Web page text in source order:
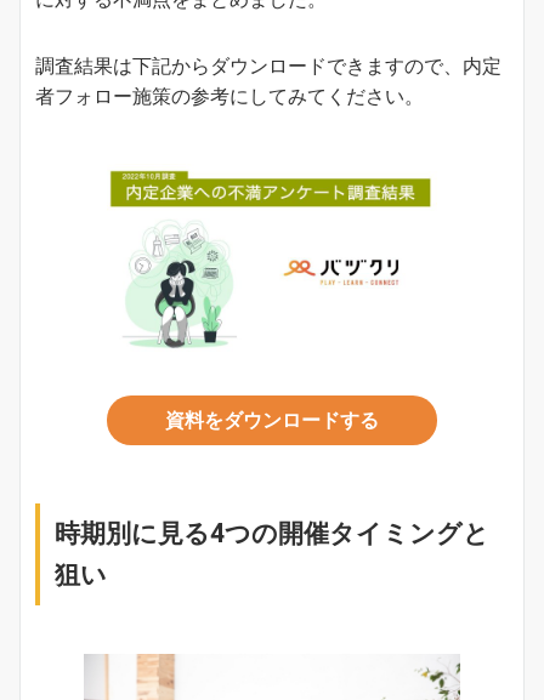
調査結果は下記からダウンロードできますので、内定
者フォロー施策の参考にしてみてください。
資料をダウンロードする
時期別に見る4つの開催タイミングと
狙い